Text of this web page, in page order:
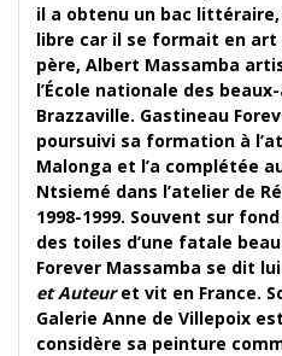
il a obtenu un bac
libre car il se formait en art
père, Albert Massamba
l’École nationale des
Brazzaville. Gastineau
poursuivi sa formation à
Malonga et l’a complétée
Ntsiemé dans l’atelier de
1998-1999. Souvent sur
des toiles d’une fatale
Forever Massamba se dit
et Auteuret vit en France.
Galerie Anne de Villepoix
considère sa peinture